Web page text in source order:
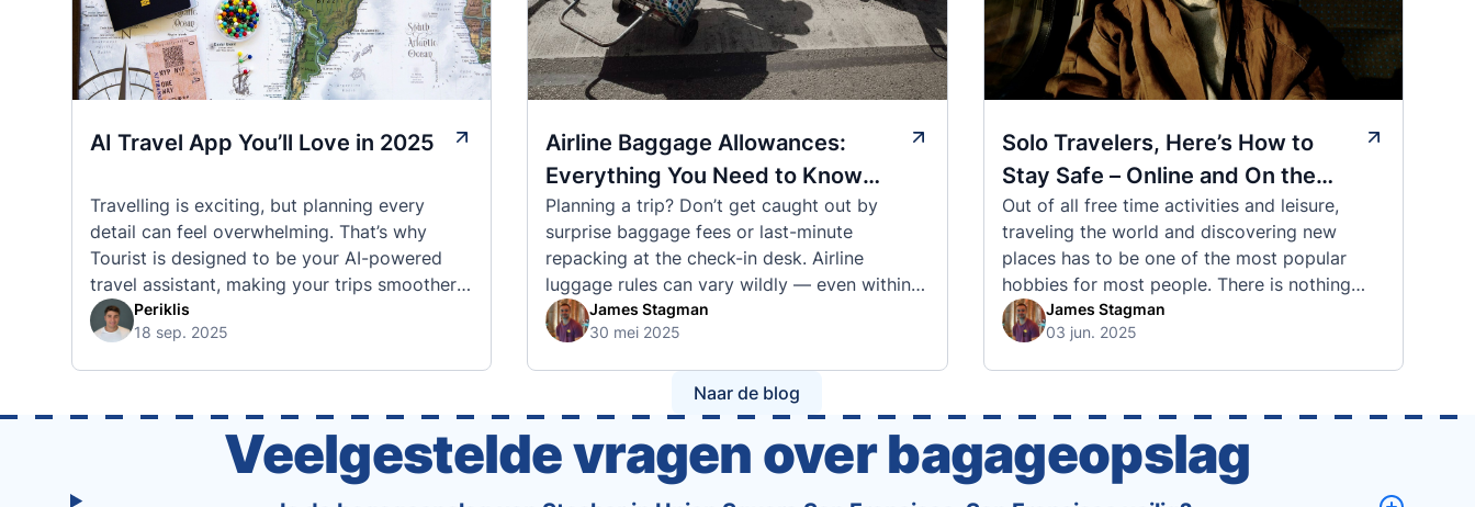
AI Travel App You’ll Love in 2025
Travelling is exciting, but planning every
detail can feel overwhelming. That’s why
Tourist is designed to be your AI-powered
travel assistant, making your trips smoother,
smarter, and stress-free. 🧭 What Makes the
Tourist App Unique? Unlike standard travel
trip planning becomes as exciting …
Periklis
18 sep. 2025
Airline Baggage Allowances:
Everything You Need to Know
Before You Fly
Planning a trip? Don’t get caught out by
surprise baggage fees or last-minute
repacking at the check-in desk. Airline
luggage rules can vary wildly — even within
the same country or alliance. That’s why
we’ve created a detailed set of guides to help
policies of over 30 international …
James Stagman
30 mei 2025
Solo Travelers, Here’s How to
Stay Safe – Online and On the
Road
Out of all free time activities and leisure,
traveling the world and discovering new
places has to be one of the most popular
hobbies for most people. There is nothing
quite like visiting a brand new city, country,
or region and experiencing the culture, the
James Stagman
03 jun. 2025
Naar de blog
Veelgestelde vragen over bagageopslag